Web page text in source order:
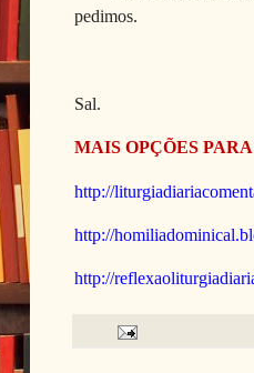
pedimos.
Sal.
MAIS OPÇÕES
http://
http://
http://